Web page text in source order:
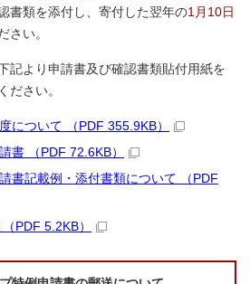
書類を添付し、寄付した翌年の1月10日
さい。
記より申請書及び確認書類貼付用紙を
ださい。
について （PDF 355.9KB）
書 （PDF 72.6KB）
書記載例・添付書類について （PDF
PDF 5.2KB）